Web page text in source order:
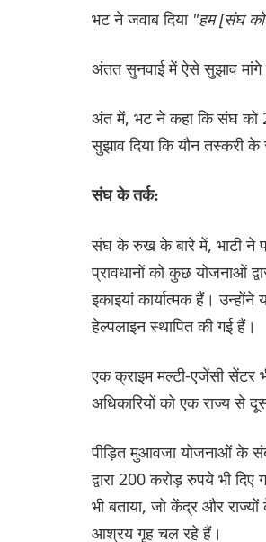
भट ने जवाब दिया "हम [संघ
अंतत सुनवाई में ऐसे सुझाव मांगे
अंत में, भट ने कहा कि संघ को
सुझाव दिया कि यौन तस्करी
संघ के तर्क:
संघ के रुख के बारे में, भाटी ने
प्रावधानों को कुछ योजनाओं
इकाइयां कार्यात्मक हैं।
हेल्पलाइन स्थापित की गई हैं।
एक क्राइम मल्टी-एजेंसी सेंटर
अधिकारियों को एक राज्य से
पीड़ित मुआवजा योजनाओं के
द्वारा 200 करोड़ रुपये भी
भी बताया, जो केंद्र और
आश्रय गृह चल रहे हैं।